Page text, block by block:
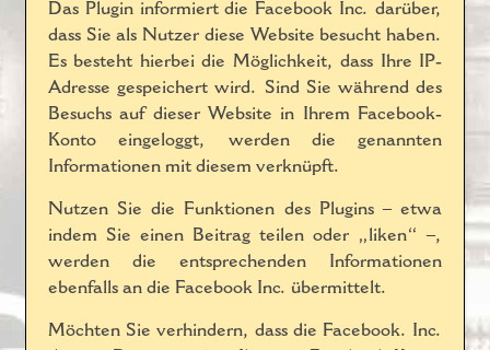
Das Plugin informiert die Facebook Inc. darüber,
dass Sie als Nutzer diese Website besucht haben.
Es besteht hierbei die Möglichkeit, dass Ihre IP-
Adresse gespeichert wird. Sind Sie während des
Besuchs auf dieser Website in Ihrem Facebook-
Konto eingeloggt, werden die genannten
Informationen mit diesem verknüpft.
Nutzen Sie die Funktionen des Plugins – etwa
indem Sie einen Beitrag teilen oder „liken“ –,
werden die entsprechenden Informationen
ebenfalls an die Facebook Inc. übermittelt.
Möchten Sie verhindern, dass die Facebook. Inc.